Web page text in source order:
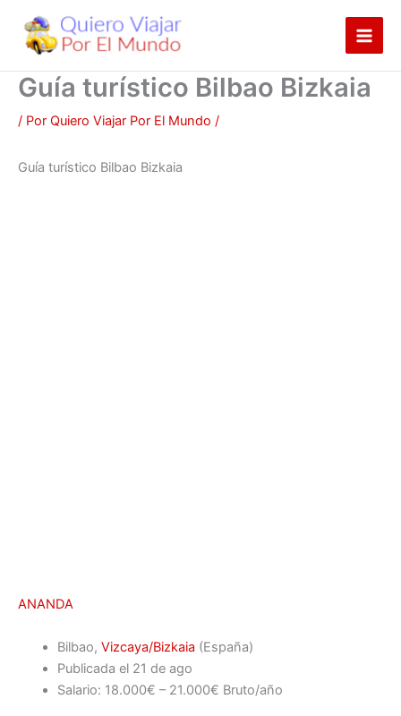
contenido
Guía turístico Bilbao Bizkaia
/ Por Quiero Viajar Por El Mundo /
Guía turístico Bilbao Bizkaia
ANANDA
Bilbao, Vizcaya/Bizkaia (España)
Publicada el 21 de ago
Salario: 18.000€ – 21.000€ Bruto/año